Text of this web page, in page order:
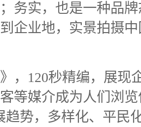
务实，也是一种品
企业地，实景拍摄
， 120秒精编，展现
等媒介成为人们浏
趋势，多样化、平民